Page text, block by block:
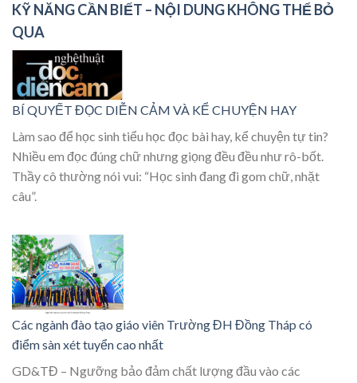
KỸ NĂNG CẦN BIẾT – NỘI DUNG KHÔNG THỂ BỎ
QUA
BÍ QUYẾT ĐỌC DIỄN CẢM VÀ KỂ CHUYỆN HAY
Làm sao để học sinh tiểu học đọc bài hay, kể chuyện tự tin?
Nhiều em đọc đúng chữ nhưng giọng đều đều như rô-bốt.
Thầy cô thường nói vui: “Học sinh đang đi gom chữ, nhặt
câu”.
Các ngành đào tạo giáo viên Trường ĐH Đồng Tháp có
điểm sàn xét tuyển cao nhất
GD&TĐ – Ngưỡng bảo đảm chất lượng đầu vào các